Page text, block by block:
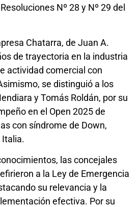
Nº 28 y Nº 29 del
Chatarra, de Juan A.
de trayectoria en la industria
actividad comercial con
se distinguió a los
y Tomás Roldán, por su
en el Open 2025 de
con síndrome de Down,
Italia.
las concejales
a la Ley de Emergencia
su relevancia y la
efectiva. Por su